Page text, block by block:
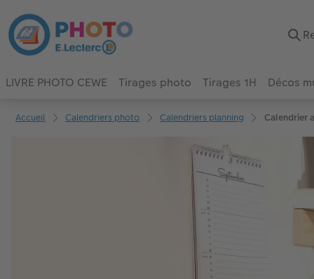
LIVRE PHOTO CEWE Tirages photo Tirages 1H Décos
Accueil Calendriers photo Calendriers planning Calendrier